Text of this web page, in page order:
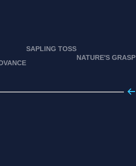
SAPLING TOSS
NATURE'S GRASP